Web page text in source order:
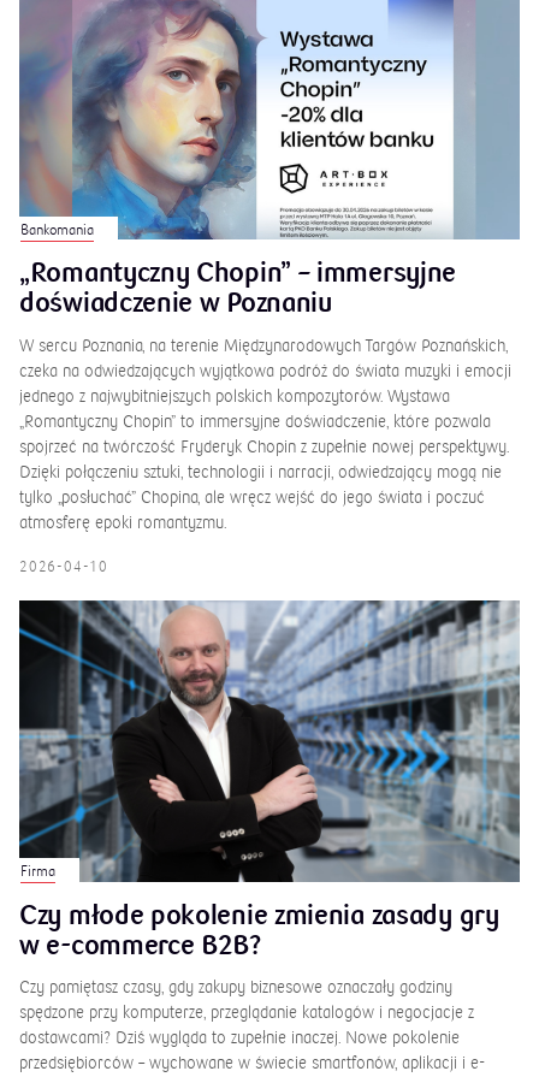
Bankomania
„Romantyczny Chopin” – immersyjne
doświadczenie w Poznaniu
W sercu Poznania, na terenie Międzynarodowych Targów Poznańskich,
czeka na odwiedzających wyjątkowa podróż do świata muzyki i emocji
jednego z najwybitniejszych polskich kompozytorów. Wystawa
„Romantyczny Chopin” to immersyjne doświadczenie, które pozwala
spojrzeć na twórczość Fryderyk Chopin z zupełnie nowej perspektywy.
Dzięki połączeniu sztuki, technologii i narracji, odwiedzający mogą nie
tylko „posłuchać” Chopina, ale wręcz wejść do jego świata i poczuć
atmosferę epoki romantyzmu.
2026-04-10
Firma
Czy młode pokolenie zmienia zasady gry
w e-commerce B2B?
Czy pamiętasz czasy, gdy zakupy biznesowe oznaczały godziny
spędzone przy komputerze, przeglądanie katalogów i negocjacje z
dostawcami? Dziś wygląda to zupełnie inaczej. Nowe pokolenie
przedsiębiorców – wychowane w świecie smartfonów, aplikacji i e-